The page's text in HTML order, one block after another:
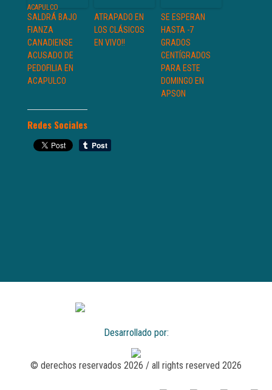
SALDRÁ BAJO
FIANZA
CANADIENSE
ACUSADO DE
PEDOFILIA EN
ACAPULCO
ATRAPADO EN
LOS CLÁSICOS
EN VIVO!!
SE ESPERAN
HASTA -7
GRADOS
CENTÍGRADOS
PARA ESTE
DOMINGO EN
APSON
Redes Sociales
Desarrollado por:
© derechos reservados 2026 / all rights reserved 2026